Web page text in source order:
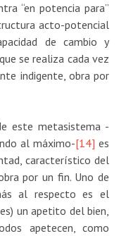
“en potencia para”
acto-potencial
de cambio y
se realiza cada vez
indigente, obra por
este metasistema -
al máximo-[14] es
característico del
por un fin. Uno de
al respecto es el
un apetito del bien,
apetecen, como